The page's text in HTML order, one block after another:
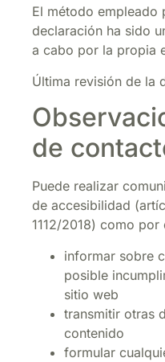
El método empleado
declaración ha sido
a cabo por la propia
Última revisión de la
de
Puede realizar
de accesibilidad
1112/2018) como por
informar sobre
posible
sitio web
transmitir otras
contenido
formular